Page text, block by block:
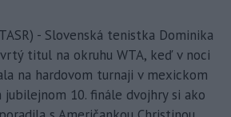
- Slovenská tenistka Dominika
titul na okruhu WTA, keď v noci
na hardovom turnaji v mexickom
jubilejnom 10. finále dvojhry si ako